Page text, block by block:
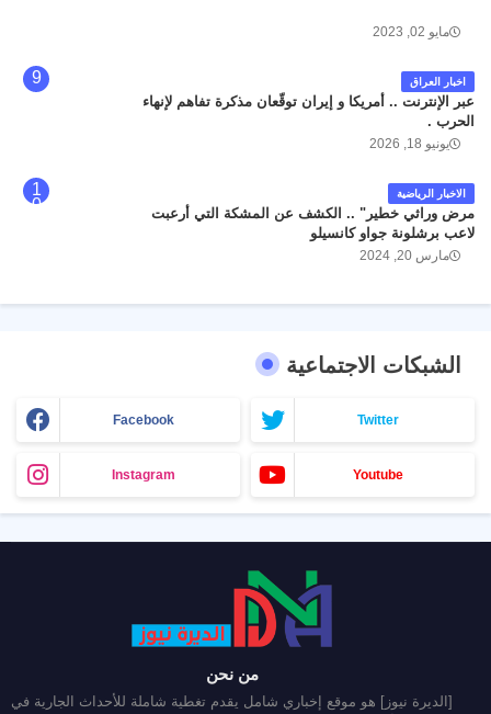
مايو 02, 2023
اخبار العراق
عبر الإنترنت .. أمريكا و إيران توقّعان مذكرة تفاهم لإنهاء
الحرب .
يونيو 18, 2026
الاخبار الرياضية
مرض وراثي خطير" .. الكشف عن المشكة التي أرعبت
لاعب برشلونة جواو كانسيلو
مارس 20, 2024
الشبكات الاجتماعية
Facebook Twitter
Instagram Youtube
من نحن
[الديرة نيوز] هو موقع إخباري شامل يقدم تغطية شاملة للأحداث الجارية في